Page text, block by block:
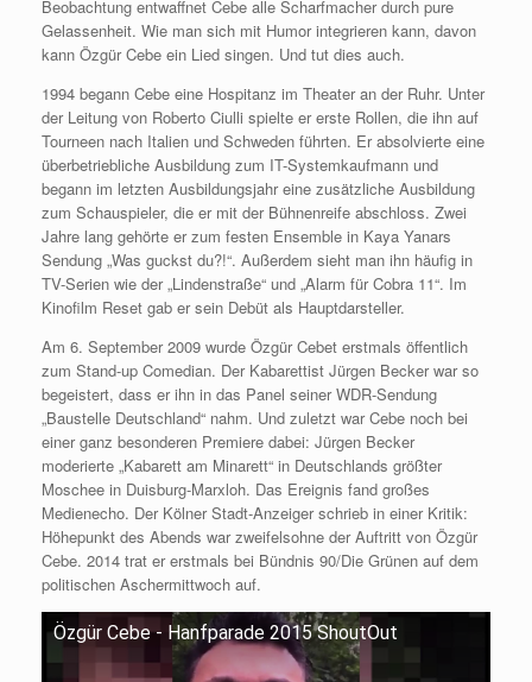
Beobachtung entwaffnet Cebe alle Scharfmacher durch pure
Gelassenheit. Wie man sich mit Humor integrieren kann, davon
kann Özgür Cebe ein Lied singen. Und tut dies auch.
1994 begann Cebe eine Hospitanz im Theater an der Ruhr. Unter
der Leitung von Roberto Ciulli spielte er erste Rollen, die ihn auf
Tourneen nach Italien und Schweden führten. Er absolvierte eine
überbetriebliche Ausbildung zum IT-Systemkaufmann und
begann im letzten Ausbildungsjahr eine zusätzliche Ausbildung
zum Schauspieler, die er mit der Bühnenreife abschloss. Zwei
Jahre lang gehörte er zum festen Ensemble in Kaya Yanars
Sendung „Was guckst du?!“. Außerdem sieht man ihn häufig in
TV-Serien wie der „Lindenstraße“ und „Alarm für Cobra 11“. Im
Kinofilm Reset gab er sein Debüt als Hauptdarsteller.
Am 6. September 2009 wurde Özgür Cebet erstmals öffentlich
zum Stand-up Comedian. Der Kabarettist Jürgen Becker war so
begeistert, dass er ihn in das Panel seiner WDR-Sendung
„Baustelle Deutschland“ nahm. Und zuletzt war Cebe noch bei
einer ganz besonderen Premiere dabei: Jürgen Becker
moderierte „Kabarett am Minarett“ in Deutschlands größter
Moschee in Duisburg-Marxloh. Das Ereignis fand großes
Medienecho. Der Kölner Stadt-Anzeiger schrieb in einer Kritik:
Höhepunkt des Abends war zweifelsohne der Auftritt von Özgür
Cebe. 2014 trat er erstmals bei Bündnis 90/Die Grünen auf dem
politischen Aschermittwoch auf.
Özgür Cebe - Hanfparade 2015 ShoutOut